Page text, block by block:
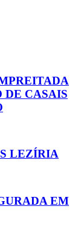
CASAIS
LEZÍRIA
EM